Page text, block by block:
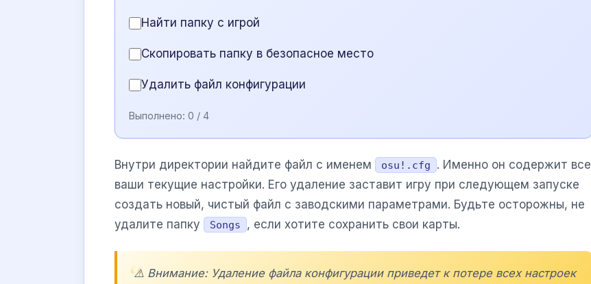
Найти папку с игрой
Скопировать папку в безопасное место
Удалить файл конфигурации
Выполнено: 0 / 4
Внутри директории найдите файл с именем osu!.cfg
. Именно он содержит все
ваши текущие настройки. Его удаление заставит игру при следующем запуске
создать новый, чистый файл с заводскими параметрами. Будьте осторожны, не
удалите папку
Songs , если хотите сохранить свои карты.
⚠️ Внимание: Удаление файла конфигурации приведет к потере всех настроек